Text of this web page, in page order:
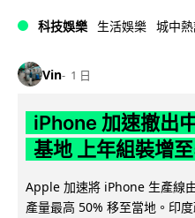
科技娛樂 生活娛樂 城中
Vin 1 日
iPhone 加速撤出
基地 上年組裝增
Apple 加速將 iPhone 生產線
產量最高 50% 移至當地。印